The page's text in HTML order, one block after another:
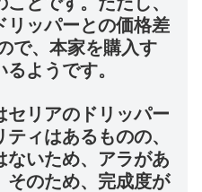
リッパーとの価格差
で、本家を購入す
ようです。
セリアのドリッパー
ィはあるものの、
ないため、アラがあ
そのため、完成度が